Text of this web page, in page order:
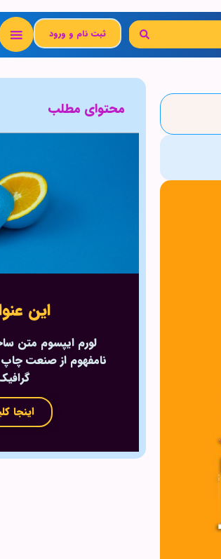
ثبت نام و ورود
محتوای مطلب
این
لورم ایپسوم متن
نامفهوم از صنعت چاپ
اینجا